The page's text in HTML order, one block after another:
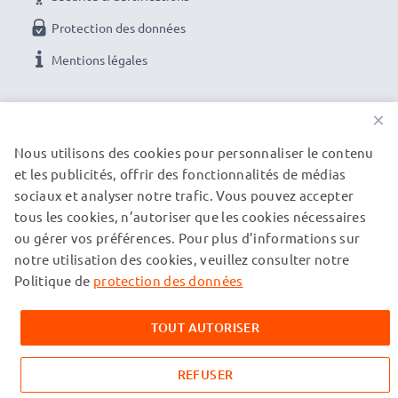
Paiement en ligne :
vous pouvez utiliser le moyen de
paiement de votre choix pour plus de sécurité. (carte
bancaire, paypal, carte bleue, virement bancaire)
pleinement à vos attentes
Service client gratuit : service client gratuit et à
l’écoute par téléphone du lundi au vendredi de 10h à
18h ou par e-mail
Protection des données
Mentions légales
NOS PARTENAIRES DE LIVRAISON
© subtel.fr 2026
Tous les prix incluent la TVA et excluent les frais de port.
Veuillez noter que toutes les marques citées sont des
mentionnées sur nos pages web uniquement pour fournir des
informations sur nos produits.
×
Nous utilisons des cookies pour personnaliser le contenu
et les publicités, offrir des fonctionnalités de médias
sociaux et analyser notre trafic. Vous pouvez accepter
tous les cookies, n’autoriser que les cookies nécessaires
ou gérer vos préférences. Pour plus d’informations sur
notre utilisation des cookies, veuillez consulter notre
Politique de protection des données
TOUT AUTORISER
REFUSER